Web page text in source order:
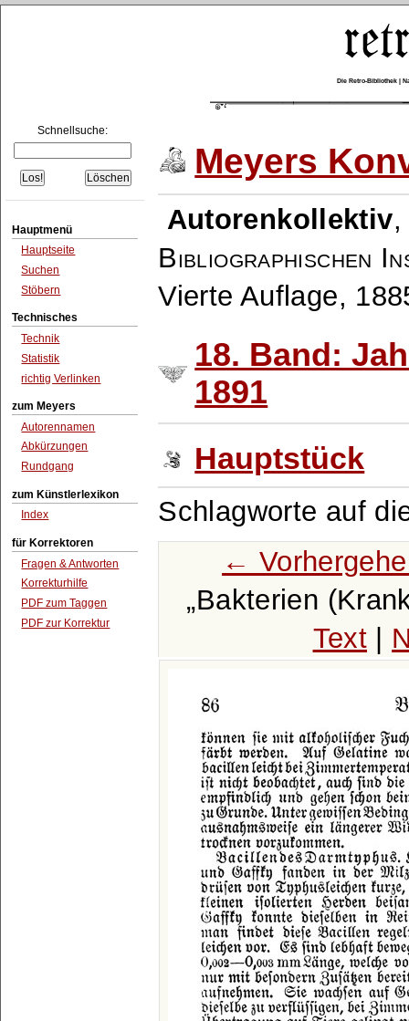
Die Retro-Bibliothek |
Schnellsuche:
Hauptmenü
Hauptseite
Suchen
Stöbern
Technisches
Technik
Statistik
richtig Verlinken
zum Meyers
Autorennamen
Abkürzungen
Rundgang
zum Künstlerlexikon
Index
für Korrektoren
Fragen & Antworten
Korrekturhilfe
PDF zum Taggen
PDF zur Korrektur
Meyers
Autorenkollektiv
Bibliographischen
Vierte Auflage,
18. Band:
1891
Hauptstück
Schlagworte auf
←
Bakterien
Text